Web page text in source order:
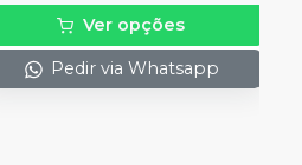
Ver opções
Pedir via Whatsapp